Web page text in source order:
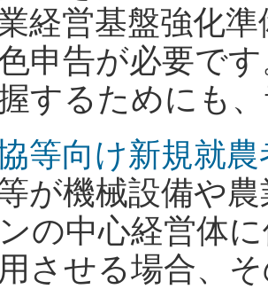
営基盤強化準
申告が必要で
するためにも
等向け新規就
が機械設備や農
の中心経営体
させる場合、